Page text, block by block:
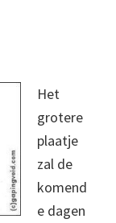
Het
grotere
plaatje
zal de
komend
e dagen